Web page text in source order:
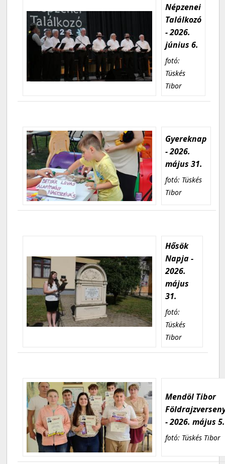
Népzenei
Találkozó
- 2026.
június 6.
fotó:
Tüskés
Tibor
Gyereknap
- 2026.
május 31.
fotó: Tüskés
Tibor
Hősök
Napja -
2026.
május
31.
fotó:
Tüskés
Tibor
Mendöl Tibor
- 2026. május 5.
fotó: Tüskés Tibor